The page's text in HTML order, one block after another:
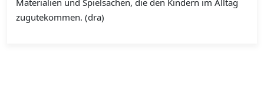
Materialien und Spielsachen, die den Kindern im Alltag
zugutekommen. (dra)